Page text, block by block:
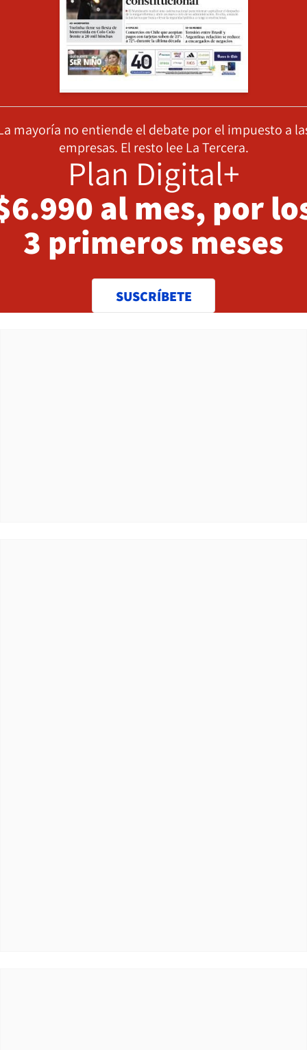
mayoría no entiende el debate por el impuesto a
empresas. El resto lee La Tercera.
Plan Digital+
al mes, por
3 primeros meses
SUSCRÍBETE